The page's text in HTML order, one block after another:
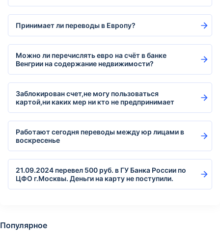
Принимает ли переводы в Европу?
Можно ли перечислять евро на счёт в банке
Венгрии на содержание недвижимости?
Заблокирован счет,не могу пользоваться
картой,ни каких мер ни кто не предпринимает
Работают сегодня переводы между юр лицами в
воскресенье
21.09.2024 перевел 500 руб. в ГУ Банка России по
ЦФО г.Москвы. Деньги на карту не поступили.
Популярное